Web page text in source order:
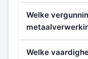
Welke
Welke